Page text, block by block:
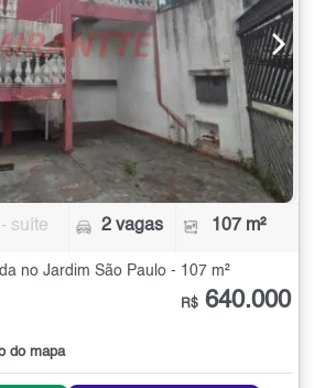
- suíte 2 vagas 107 m²
no Jardim São Paulo - 107 m²
do mapa
R$ 640.000